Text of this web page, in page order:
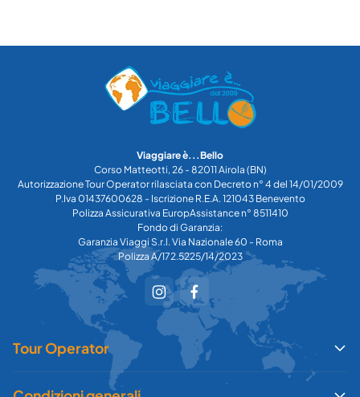
Viaggiare è...Bello
Corso Matteotti, 26 - 82011 Airola (BN)
Autorizzazione Tour Operator rilasciata con Decreto n° 4 del 14/01/2009
P.Iva 01437600628 - Iscrizione R.E.A. 121043 Benevento
Polizza Assicurativa EuropAssistance n° 8511410
Fondo di Garanzia:
Garanzia Viaggi S.r.l. Via Nazionale 60 - Roma
Polizza A/172.5225/14/2023
Tour Operator